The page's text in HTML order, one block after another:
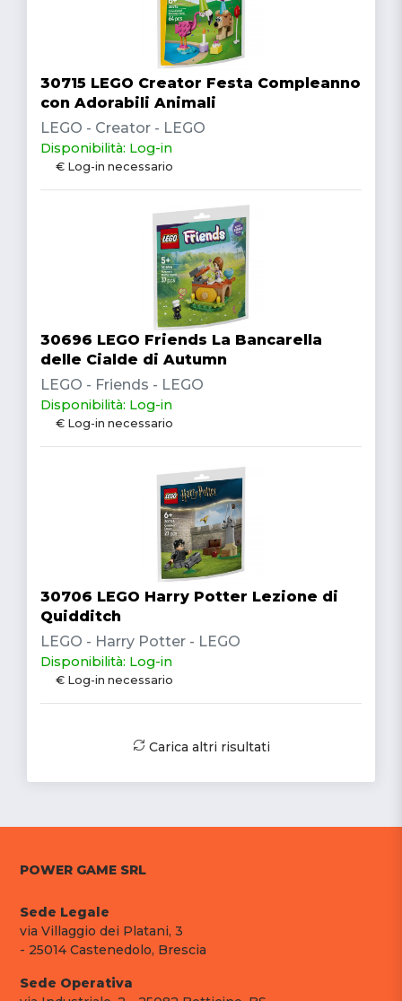
30715 LEGO Creator Festa Compleanno
con Adorabili Animali
LEGO - Creator - LEGO
Disponibilità: Log-in
€ Log-in necessario
30696 LEGO Friends La Bancarella
delle Cialde di Autumn
LEGO - Friends - LEGO
Disponibilità: Log-in
€ Log-in necessario
30706 LEGO Harry Potter Lezione di
Quidditch
LEGO - Harry Potter - LEGO
Disponibilità: Log-in
€ Log-in necessario
Carica altri risultati
POWER GAME SRL
Sede Legale
via Villaggio dei Platani, 3
- 25014 Castenedolo, Brescia
Sede Operativa